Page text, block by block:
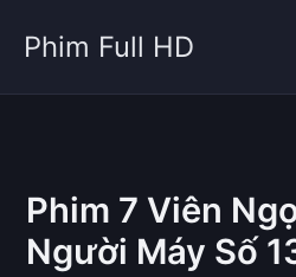
dung
Phim Full HD
Phim 7 Viên
Người Máy Số